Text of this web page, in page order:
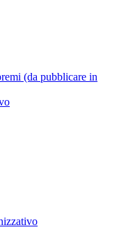
(da pubblicare in